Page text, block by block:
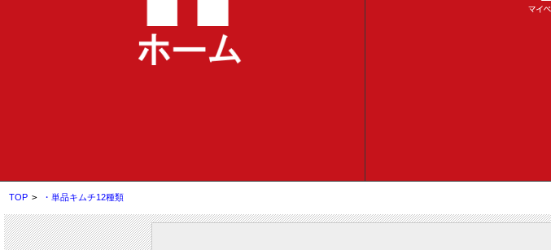
TOP > ・単品キムチ12種類